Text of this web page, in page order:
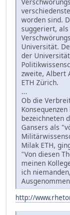
worden sind.
suggeriert,
Universität.
der
zweite, Albert
ETH Zürich.
...
Ob die
bezeichneten
Gansers als
Milak ETH,
"Von diesen
meinen
ich
http://